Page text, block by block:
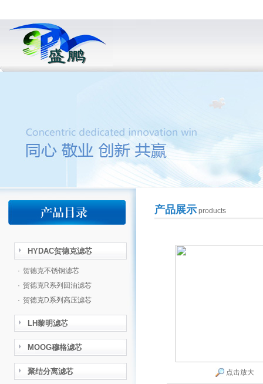
HYDAC贺德克滤芯
· 贺德克不锈钢滤芯
· 贺德克R系列回油滤芯
· 贺德克D系列高压滤芯
LH黎明滤芯
MOOG穆格滤芯
聚结分离滤芯
产品展示products
点击放大